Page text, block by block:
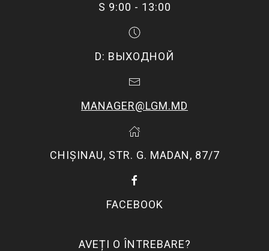
S 9:00 - 13:00
D: ВЫХОДНОЙ
MANAGER@LGM.MD
CHIŞINAU, STR. G. MADAN, 87/7
FACEBOOK
AVEȚI O ÎNTREBARE?